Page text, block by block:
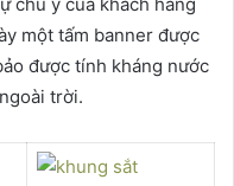
một tấm banner được
được tính kháng nước
trời.